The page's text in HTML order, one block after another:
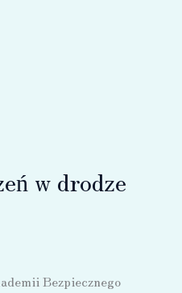
w drodze
Bezpiecznego